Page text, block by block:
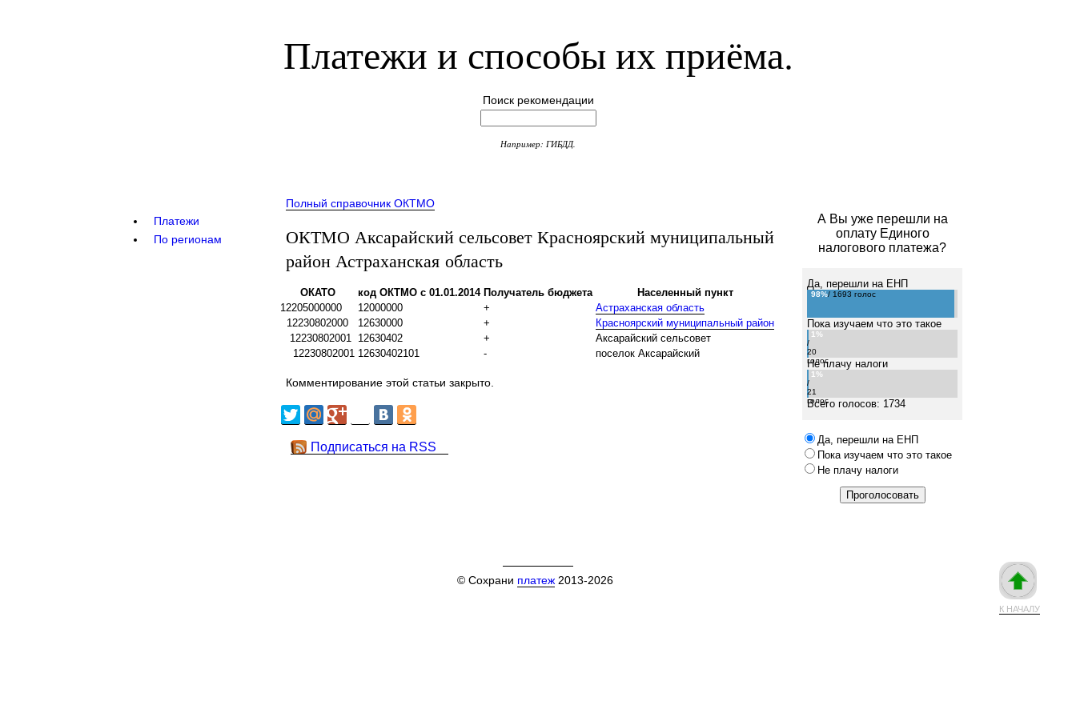
Платежи и способы их приёма.
Поиск рекомендации
Например: ГИБДД.
Платежи
По регионам
А Вы уже перешли на
оплату Единого
налогового платежа?
Да, перешли на ЕНП
98%/ 1693 голос
Пока изучаем что это такое
1%
/
20
голос
Не плачу налоги
1%
/
21
голос
Всего голосов: 1734
Да, перешли на ЕНП
Пока изучаем что это такое
Не плачу налоги
Полный справочник ОКТМО
ОКТМО Аксарайский сельсовет Красноярский муниципальный
район Астраханская область
ОКАТО код ОКТМО с 01.01.2014 Получатель бюджета
Населенный пункт
12205000000
12000000 +
Астраханская область
12230802000
12630000 +
Красноярский муниципальный район
12230802001 12630402 +
Аксарайский сельсовет
12230802001 12630402101 - поселок Аксарайский
Комментирование этой статьи закрыто.
Подписаться на RSS
К НАЧАЛУ
© Сохрани платеж2013-2026